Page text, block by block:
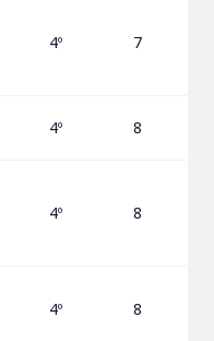
4º 7
4º 8
4º 8
4º 8